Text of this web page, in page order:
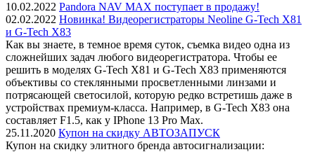
10.02.2022 Pandora NAV MAX поступает в продажу!
02.02.2022 Новинка! Видеорегистраторы Neoline G-Tech X81
и G-Tech X83
Как вы знаете, в темное время суток, съемка видео одна из
сложнейших задач любого видеорегистратора. Чтобы ее
решить в моделях G-Tech X81 и G-Tech X83 применяются
объективы со стеклянными просветленными линзами и
потрясающей светосилой, которую редко встретишь даже в
устройствах премиум-класса. Например, в G-Tech X83 она
составляет F1.5, как у IPhone 13 Pro Max.
25.11.2020 Купон на скидку АВТОЗАПУСК
Купон на скидку элитного бренда автосигнализации: